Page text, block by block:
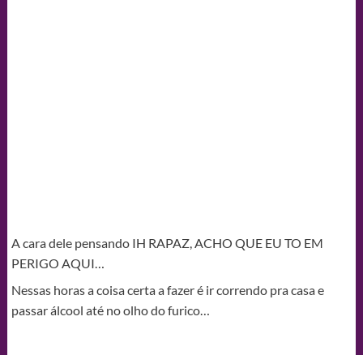
A cara dele pensando IH RAPAZ, ACHO QUE EU TO EM
PERIGO AQUI…
Nessas horas a coisa certa a fazer é ir correndo pra casa e
passar álcool até no olho do furico…